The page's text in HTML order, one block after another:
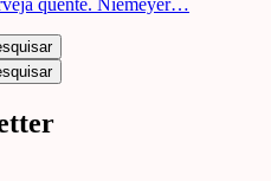
quente. Niemeyer…